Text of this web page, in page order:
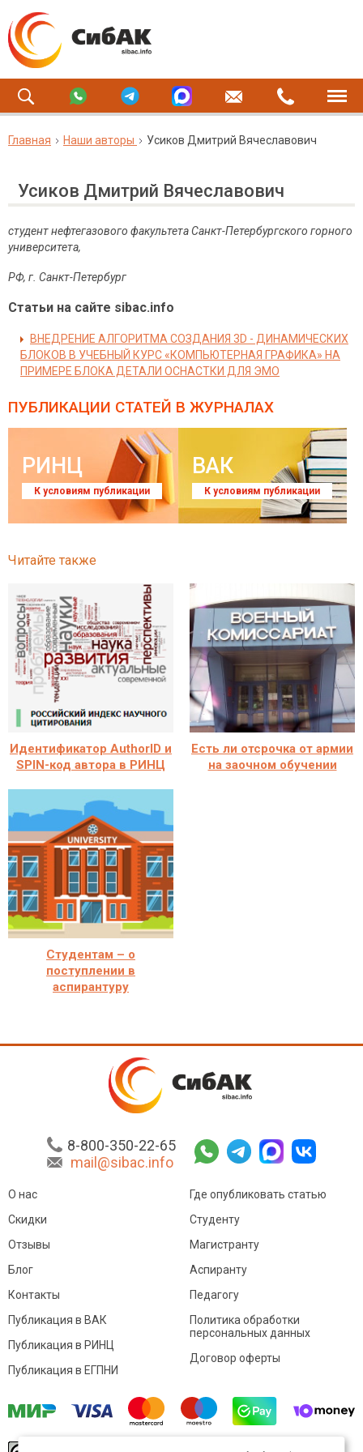
Главная Наши авторы Усиков Дмитрий Вячеславович
Усиков Дмитрий Вячеславович
студент нефтегазового факультета Санкт-Петербургского горного
университета,
РФ, г. Санкт-Петербург
Статьи на сайте sibac.info
ВНЕДРЕНИЕ АЛГОРИТМА СОЗДАНИЯ 3D - ДИНАМИЧЕСКИХ
БЛОКОВ В УЧЕБНЫЙ КУРС «КОМПЬЮТЕРНАЯ ГРАФИКА» НА
ПРИМЕРЕ БЛОКА ДЕТАЛИ ОСНАСТКИ ДЛЯ ЭМО
ПУБЛИКАЦИИ СТАТЕЙ В ЖУРНАЛАХ
РИНЦ
К условиям публикации
ВАК
К условиям публикации
Читайте также
Идентификатор AuthorID и
SPIN-код автора в РИНЦ
Есть ли отсрочка от армии
на заочном обучении
Студентам – о
поступлении в
аспирантуру
8-800-350-22-65
mail@sibac.info
О нас
Скидки
Отзывы
Блог
Контакты
Где опубликовать статью
Студенту
Магистранту
Аспиранту
Педагогу
Публикация в ВАК
Публикация в РИНЦ
Публикация в ЕГПНИ
Политика обработки
персональных данных
Договор оферты